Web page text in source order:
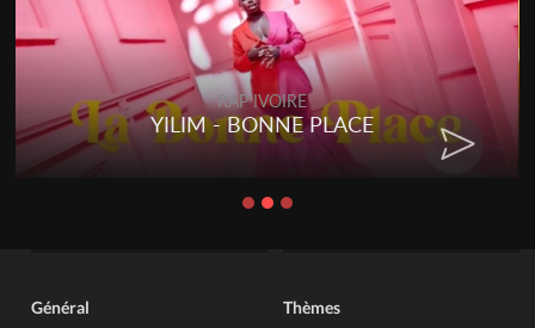
RAP IVOIRE
YILIM - BONNE PLACE
Général Thèmes